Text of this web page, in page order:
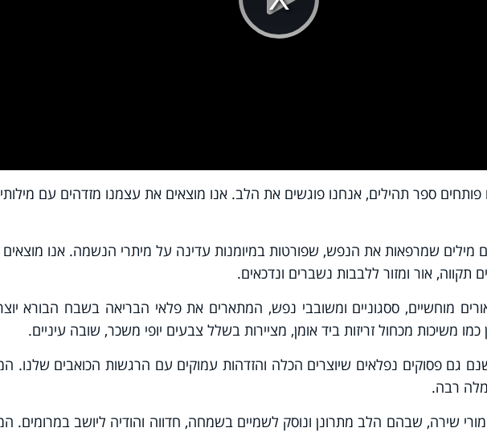
Play
ספר תהילים, אנחנו פוגשים את הלב. אנו מוצאים את עצמנו מזדהים עם
מילים שמרפאות את הנפש, שפורטות במיומנות עדינה על מיתרי הנשמה. אנו
תקווה, אור ומזור ללבבות נשברים ונדכאים.
מוחשיים, ססגוניים ומשובבי נפש, המתארים את פלאי הבריאה בשבח הבורא
כמו משיכות מכחול זריזות ביד אומן, מציירות בשלל צבעים יופי משכר, שובה עיניים.
גם פסוקים נפלאים שיוצרים הכלה והזדהות עמוקים עם הרגשות הכואבים שלנו.
רבה.
שירה, שבהם הלב מתרונן ונוסק לשמיים בשמחה, חדווה והודיה ליושב במרומים.